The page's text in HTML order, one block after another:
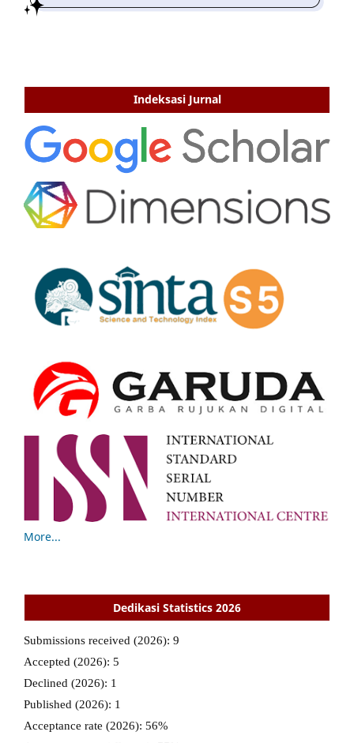
Indeksasi Jurnal
More...
Dedikasi Statistics 2026